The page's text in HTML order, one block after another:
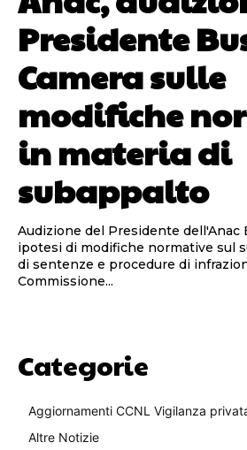
Presidente
Camera sulle
modifiche
in materia di
subappalto
Audizione del Presidente dell'Anac
ipotesi di modifiche normative sul
di sentenze e procedure di
Commissione...
Categorie
Aggiornamenti CCNL Vigilanza
Altre Notizie